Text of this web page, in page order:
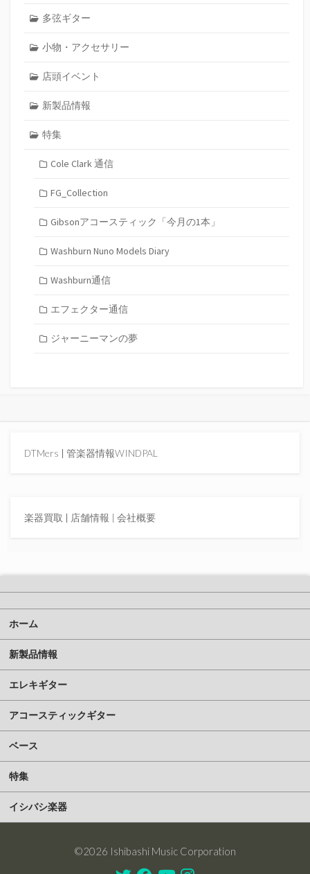
多弦ギター
小物・アクセサリー
店頭イベント
新製品情報
特集
Cole Clark 通信
FG_Collection
Gibsonアコースティック「今月の1本」
Washburn Nuno Models Diary
Washburn通信
エフェクター通信
ジャーニーマンの夢
DTMers | 管楽器情報WINDPAL
楽器買取 | 店舗情報 | 会社概要
ホーム
新製品情報
エレキギター
アコースティックギター
ベース
特集
イシバシ楽器
©2026 Ishibashi Music Corporation